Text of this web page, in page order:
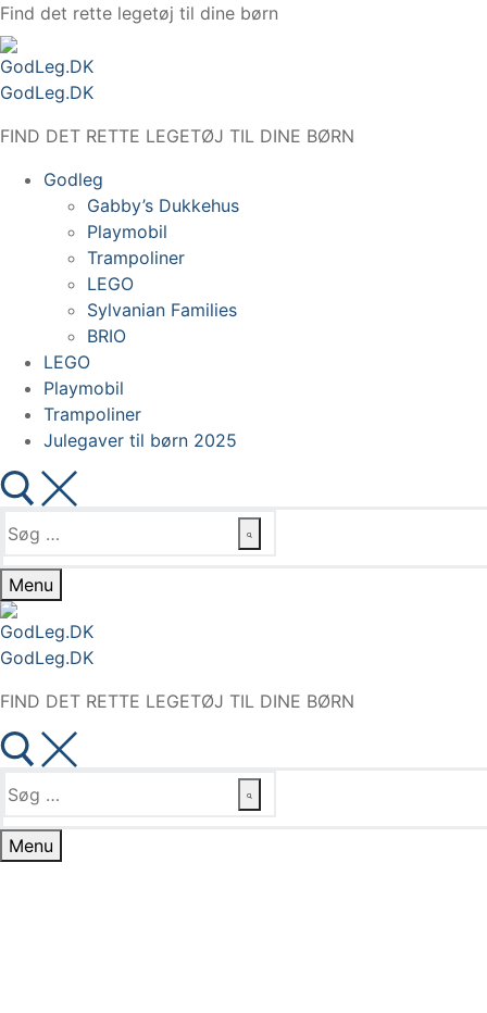
Spring
til
indhold
Find det rette legetøj til dine børn
GodLeg.DK
FIND DET RETTE LEGETØJ TIL DINE BØRN
Godleg
Gabby’s Dukkehus
Playmobil
Trampoliner
LEGO
Sylvanian Families
BRIO
LEGO
Playmobil
Trampoliner
Julegaver til børn 2025
Søg
efter:
Menu
GodLeg.DK
FIND DET RETTE LEGETØJ TIL DINE BØRN
Søg
efter:
Menu